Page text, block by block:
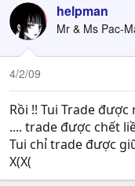
helpman
Mr & Ms Pac-
4/2/09
Rồi !! Tui Trade
.... trade được chết
Tui chỉ trade được
X(X(